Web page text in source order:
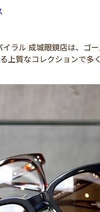
ル 成城眼鏡店は、ゴー
質なコレクションで多